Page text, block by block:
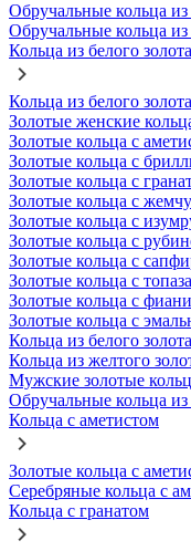
Обручальные кольца из
Обручальные кольца
Кольца из белого золота
Кольца из белого
Золотые женские
Золотые кольца с
Золотые кольца с
Золотые кольца с
Золотые кольца с
Золотые кольца с
Золотые кольца с
Золотые кольца с
Золотые кольца с
Золотые кольца с
Золотые кольца с
Кольца из белого
Кольца из желтого
Мужские золотые
Обручальные кольца
Кольца с аметистом
Золотые кольца с
Серебряные кольца с
Кольца с гранатом